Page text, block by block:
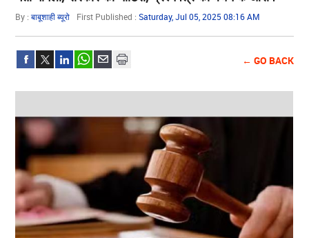
By :बाबूशाही ब्यूरो First Published :Saturday, Jul 05, 2025 08:16 AM
← GO BACK